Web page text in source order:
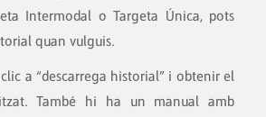
Intermodal o Targeta Única, pots
quan vulguis.
a “descarrega historial” i obtenir el
També hi ha un manual amb